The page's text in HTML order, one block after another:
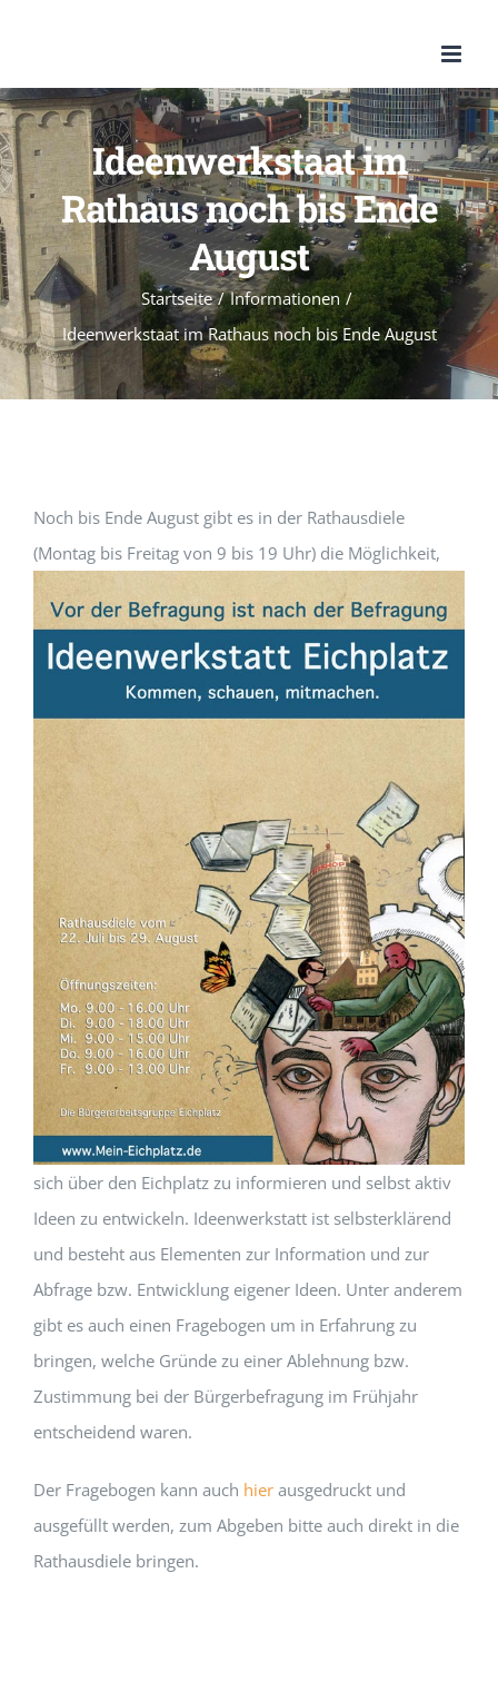
springen
Ideenwerkstaat im
Rathaus noch bis Ende
August
Startseite / Informationen /
Ideenwerkstaat im Rathaus noch bis Ende August
Noch bis Ende August gibt es in der Rathausdiele
(Montag bis Freitag von 9 bis 19 Uhr) die Möglichkeit,
sich über den Eichplatz zu informieren und selbst aktiv
Ideen zu entwickeln. Ideenwerkstatt ist selbsterklärend
und besteht aus Elementen zur Information und zur
Abfrage bzw. Entwicklung eigener Ideen. Unter anderem
gibt es auch einen Fragebogen um in Erfahrung zu
bringen, welche Gründe zu einer Ablehnung bzw.
Zustimmung bei der Bürgerbefragung im Frühjahr
entscheidend waren.
Der Fragebogen kann auch hier ausgedruckt und
ausgefüllt werden, zum Abgeben bitte auch direkt in die
Rathausdiele bringen.